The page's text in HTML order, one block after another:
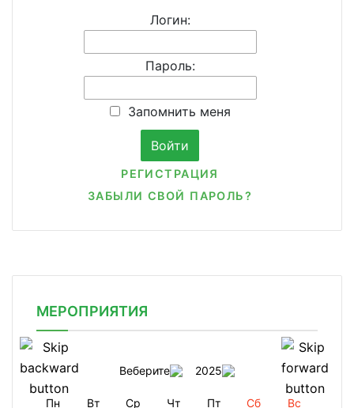
Логин:
Пароль:
Запомнить меня
РЕГИСТРАЦИЯ
ЗАБЫЛИ СВОЙ ПАРОЛЬ?
МЕРОПРИЯТИЯ
Веберите 2025
Пн Вт Ср Чт Пт Сб Вс